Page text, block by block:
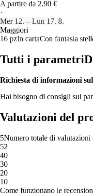
A partire da 2,90 €
·
Mer 12. – Lun 17. 8.
Maggiori
16 pzIn cartaCon fantasia
Tutti i parametri
Richiesta di informazioni
Hai bisogno di consigli sui
Valutazioni del
5Numero totale di valutazioni
52
40
30
20
10
Come funzionano le